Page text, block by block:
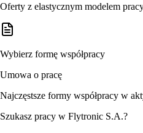
Oferty z elastycznym modelem
Wybierz formę współpracy
Umowa o pracę
Najczęstsze formy współpracy w
Szukasz pracy w Flytronic S.A.?